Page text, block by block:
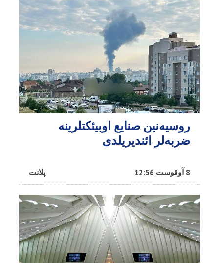
روسیه‌نین صنایع اوبیئکتلرینه
ضربه‌لر ائندیریلدی
پلانت 8 آوقوست 12:56